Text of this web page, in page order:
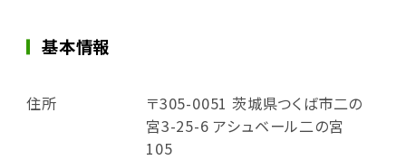
基本情報
住所
〒305-0051 茨城県つくば市二の
宮3-25-6 アシュベール二の宮
105